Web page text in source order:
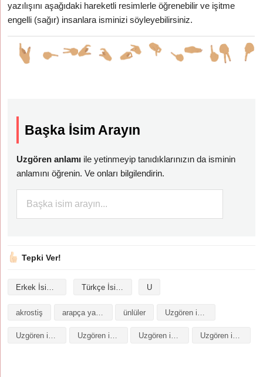
yazılışını aşağıdaki hareketli resimlerle öğrenebilir ve işitme
engelli (sağır) insanlara isminizi söyleyebilirsiniz.
Başka İsim Arayın
Uzgören anlamı ile yetinmeyip tanıdıklarınızın da isminin
anlamını öğrenin. Ve onları bilgilendirin.
Tepki Ver!
Erkek İsimleri Türkçe İsimler U
akrostiş arapça yazılışı ünlüler
Uzgören isminin anlamı Uzgören isminin baş harfleriyle şiir Uzgören isminin kökeni Uzgören isminin numerolojisi